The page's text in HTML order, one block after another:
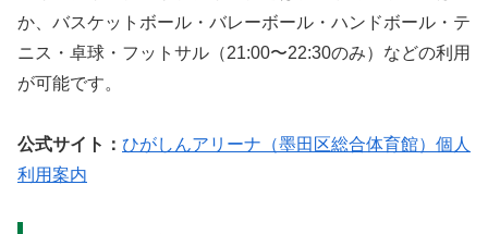
か、バスケットボール・バレーボール・ハンドボール・テ
ニス・卓球・フットサル（21:00〜22:30のみ）などの利用
が可能です。
公式サイト： ひがしんアリーナ（墨田区総合体育館）個人
利用案内